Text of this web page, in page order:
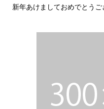
新年あけましておめでとうご